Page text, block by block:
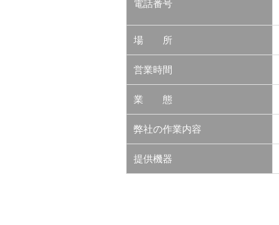
電話番号
場 所
営業時間
業 態
弊社の作業内容
提供機器